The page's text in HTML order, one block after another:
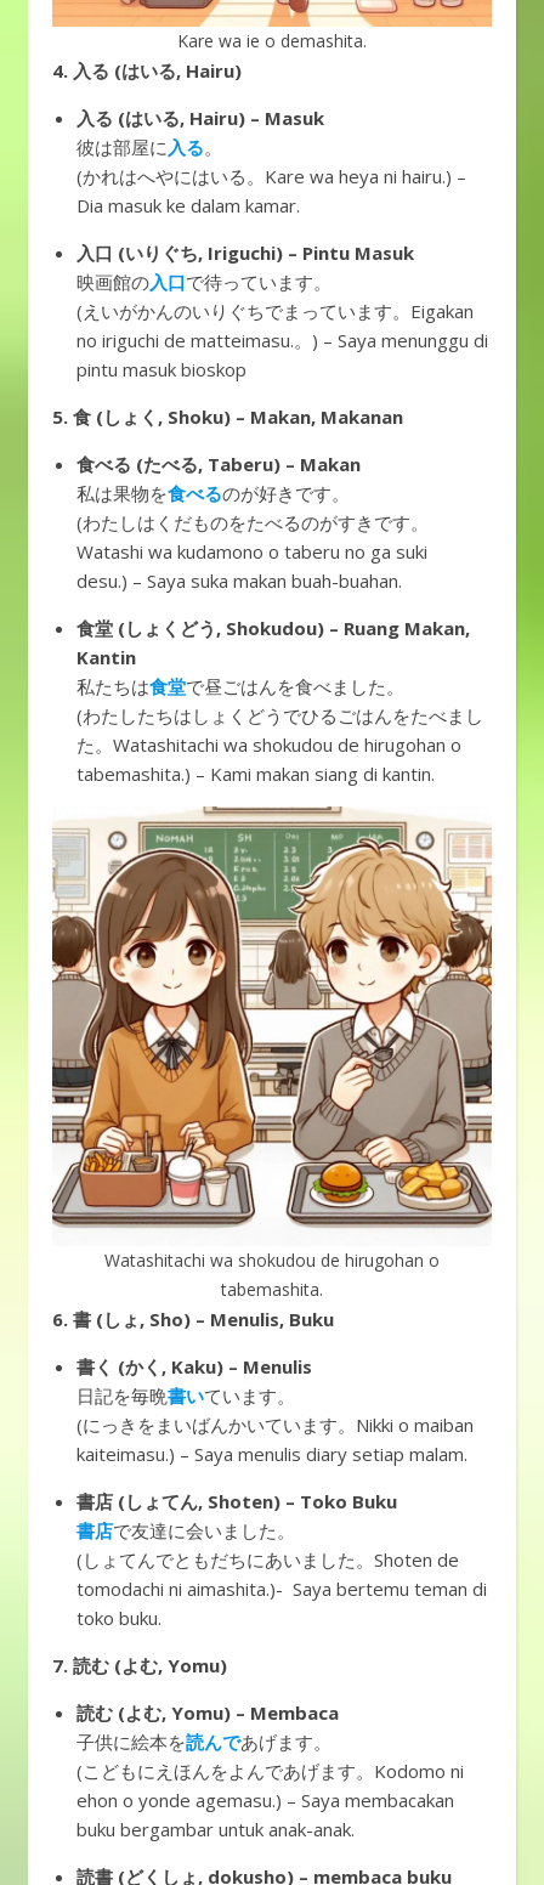
Kare wa ie o demashita.
4. 入る (はいる, Hairu)
入る (はいる, Hairu) – Masuk
彼は部屋に入る。
(かれはへやにはいる。Kare wa heya ni hairu.) –
Dia masuk ke dalam kamar.
入口 (いりぐち, Iriguchi) – Pintu Masuk
映画館の入口で待っています。
(えいがかんのいりぐちでまっています。Eigakan
no iriguchi de matteimasu.。) – Saya menunggu di
pintu masuk bioskop
5. 食 (しょく, Shoku) – Makan, Makanan
食べる (たべる, Taberu) – Makan
私は果物を食べるのが好きです。
(わたしはくだものをたべるのがすきです。
Watashi wa kudamono o taberu no ga suki
desu.) – Saya suka makan buah-buahan.
食堂 (しょくどう, Shokudou) – Ruang Makan,
Kantin
私たちは食堂で昼ごはんを食べました。
(わたしたちはしょくどうでひるごはんをたべまし
た。Watashitachi wa shokudou de hirugohan o
tabemashita.) – Kami makan siang di kantin.
Watashitachi wa shokudou de hirugohan o
tabemashita.
6. 書 (しょ, Sho) – Menulis, Buku
書く (かく, Kaku) – Menulis
日記を毎晩書いています。
(にっきをまいばんかいています。Nikki o maiban
kaiteimasu.) – Saya menulis diary setiap malam.
書店 (しょてん, Shoten) – Toko Buku
書店で友達に会いました。
(しょてんでともだちにあいました。Shoten de
tomodachi ni aimashita.)- Saya bertemu teman di
toko buku.
7. 読む (よむ, Yomu)
読む (よむ, Yomu) – Membaca
子供に絵本を読んであげます。
(こどもにえほんをよんであげます。Kodomo ni
ehon o yonde agemasu.) – Saya membacakan
buku bergambar untuk anak-anak.
読書 (どくしょ, dokusho) – membaca buku